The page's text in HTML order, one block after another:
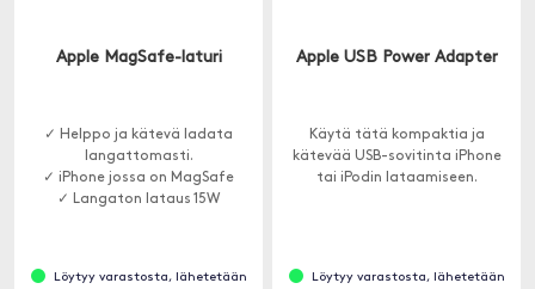
Apple MagSafe-laturi
✓ Helppo ja kätevä ladata
langattomasti.
✓ iPhone jossa on MagSafe
✓ Langaton lataus 15W
Löytyy varastosta, lähetetään
Apple USB Power Adapter
Käytä tätä kompaktia ja
kätevää USB-sovitinta iPhone
tai iPodin lataamiseen.
Löytyy varastosta, lähetetään